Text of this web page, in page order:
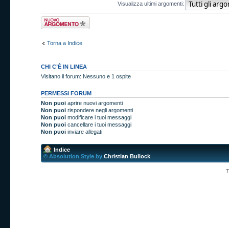
Visualizza ultimi argomenti:
Scrivi un nuovo
argomento
Torna a Indice
CHI C’È IN LINEA
Visitano il forum: Nessuno e 1 ospite
PERMESSI FORUM
Non puoi aprire nuovi argomenti
Non puoi rispondere negli argomenti
Non puoi modificare i tuoi messaggi
Non puoi cancellare i tuoi messaggi
Non puoi inviare allegati
Indice
© Absolution Style by Christian Bullock